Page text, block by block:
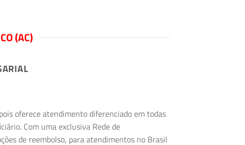
(AC)
oferece atendimento diferenciado em todas
Com uma exclusiva Rede de
de reembolso, para atendimentos no Brasil